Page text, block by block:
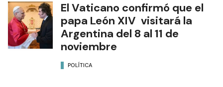
El Vaticano confirmó que el
papa León XIV visitará la
Argentina del 8 al 11 de
noviembre
POLÍTICA